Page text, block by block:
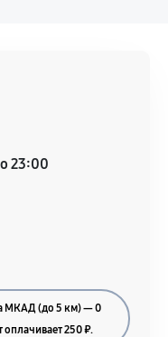
заявленным
перечнем
23:00
МКАД (до 5 км) — 0
250 ₽.